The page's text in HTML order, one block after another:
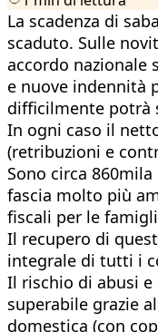
La scadenza di
scaduto. Sulle
accordo
e nuove indennità
difficilmente potrà
In ogni caso il
(retribuzioni e
Sono circa
fascia molto più
fiscali per le
Il recupero di
integrale di tutti i
Il rischio di abusi
superabile grazie
domestica (con